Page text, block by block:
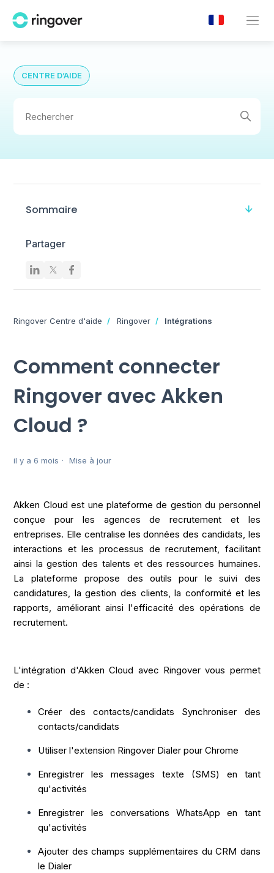
CENTRE D’AIDE
Sommaire
Partager
Ringover Centre d'aide Ringover Intégrations
Comment connecter
Ringover avec Akken
Cloud ?
il y a 6 mois Mise à jour
Akken Cloud est une plateforme de gestion du personnel
conçue pour les agences de recrutement et les
entreprises. Elle centralise les données des candidats, les
interactions et les processus de recrutement, facilitant
ainsi la gestion des talents et des ressources humaines.
La plateforme propose des outils pour le suivi des
candidatures, la gestion des clients, la conformité et les
rapports, améliorant ainsi l'efficacité des opérations de
recrutement.
L'intégration d'Akken Cloud avec Ringover vous permet
de :
Créer des contacts/candidats Synchroniser des
contacts/candidats
Utiliser l'extension Ringover Dialer pour Chrome
Enregistrer les messages texte (SMS) en tant
qu'activités
Enregistrer les conversations WhatsApp en tant
qu'activités
Ajouter des champs supplémentaires du CRM dans
le Dialer